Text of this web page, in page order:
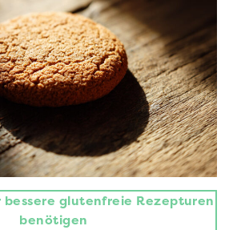
bessere glutenfreie Rezepturen
benötigen